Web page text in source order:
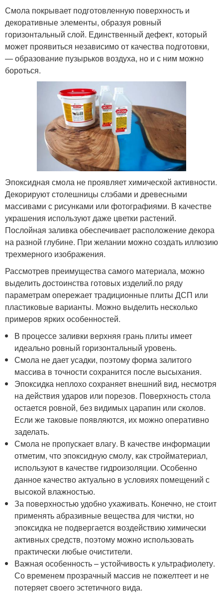
Смола покрывает подготовленную поверхность и
декоративные элементы, образуя ровный
горизонтальный слой. Единственный дефект, который
может проявиться независимо от качества подготовки,
— образование пузырьков воздуха, но и с ним можно
бороться.
Эпоксидная смола не проявляет химической активности.
Декорируют столешницы слэбами и древесными
массивами с рисунками или фотографиями. В качестве
украшения используют даже цветки растений.
Послойная заливка обеспечивает расположение декора
на разной глубине. При желании можно создать иллюзию
трехмерного изображения.
Рассмотрев преимущества самого материала, можно
выделить достоинства готовых изделий.по ряду
параметрам опережает традиционные плиты ДСП или
пластиковые варианты. Можно выделить несколько
примеров ярких особенностей.
В процессе заливки верхняя грань плиты имеет
идеально ровный горизонтальный уровень.
Смола не дает усадки, поэтому форма залитого
массива в точности сохранится после высыхания.
Эпоксидка неплохо сохраняет внешний вид, несмотря
на действия ударов или порезов. Поверхность стола
остается ровной, без видимых царапин или сколов.
Если же таковые появляются, их можно оперативно
заделать.
Смола не пропускает влагу. В качестве информации
отметим, что эпоксидную смолу, как стройматериал,
используют в качестве гидроизоляции. Особенно
данное качество актуально в условиях помещений с
высокой влажностью.
За поверхностью удобно ухаживать. Конечно, не стоит
применять абразивные вещества для чистки, но
эпоксидка не подвергается воздействию химически
активных средств, поэтому можно использовать
практически любые очистители.
Важная особенность – устойчивость к ультрафиолету.
Со временем прозрачный массив не пожелтеет и не
потеряет своего эстетичного вида.